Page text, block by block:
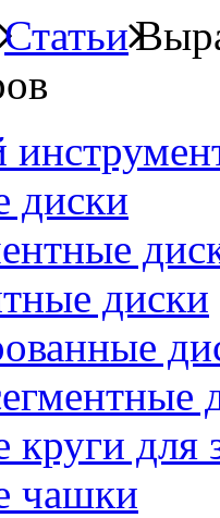
Статьи
диски
диски
для
чашки